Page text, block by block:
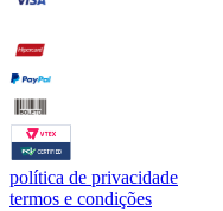
política de privacidade
termos e condições